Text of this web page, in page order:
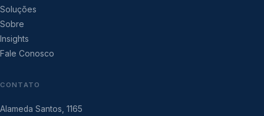
Soluções
Sobre
Insights
Fale Conosco
CONTATO
Alameda Santos, 1165